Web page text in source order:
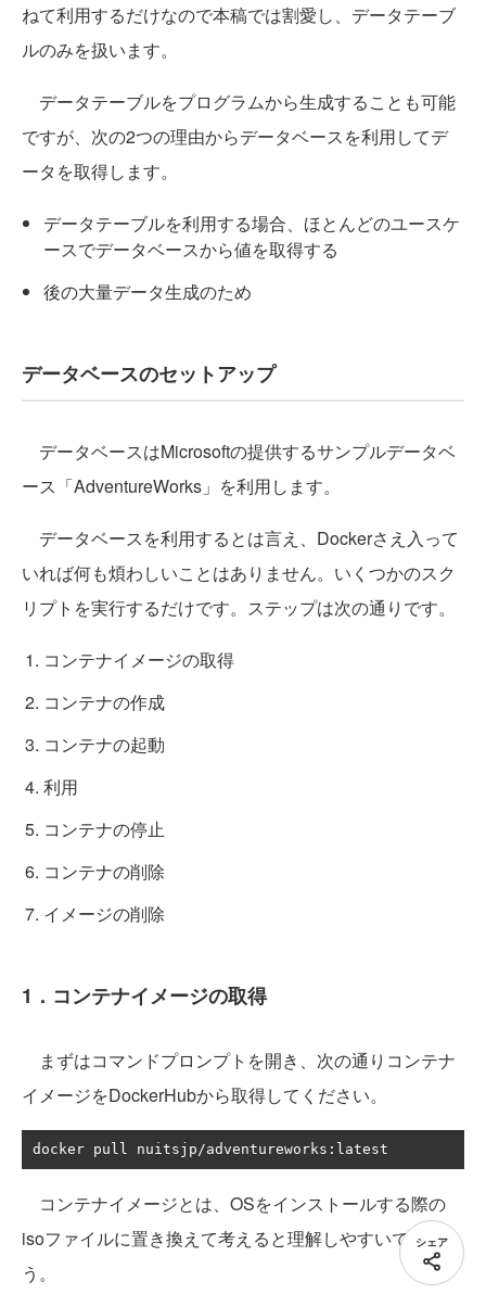
ねて利用するだけなので本稿では割愛し、データテーブ
ルのみを扱います。
データテーブルをプログラムから生成することも可能
ですが、次の2つの理由からデータベースを利用してデ
ータを取得します。
データテーブルを利用する場合、ほとんどのユースケ
ースでデータベースから値を取得する
後の大量データ生成のため
データベースのセットアップ
データベースはMicrosoftの提供するサンプルデータベ
ース「AdventureWorks」を利用します。
データベースを利用するとは言え、Dockerさえ入って
いれば何も煩わしいことはありません。いくつかのスク
リプトを実行するだけです。ステップは次の通りです。
コンテナイメージの取得
コンテナの作成
コンテナの起動
利用
コンテナの停止
コンテナの削除
イメージの削除
1．コンテナイメージの取得
まずはコマンドプロンプトを開き、次の通りコンテナ
イメージをDockerHubから取得してください。
docker pull nuitsjp /adventureworks : latest
コンテナイメージとは、OSをインストールする際の
isoファイルに置き換えて考えると理解しやすいでしょ
う。
シェア